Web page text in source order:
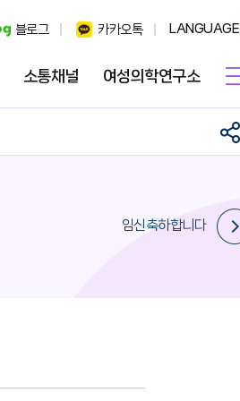
블로그 카카오톡 LANGUAGE
소통채널 여성의학연구소
임신축하합니다